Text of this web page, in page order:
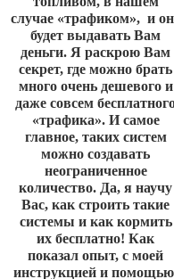
случае «трафиком», и
будет выдавать Вам
деньги. Я раскрою Вам
секрет, где можно брать
много очень дешевого и
даже совсем
«трафика». И самое
главное, таких систем
можно создавать
неограниченное
количество. Да, я научу
Вас, как строить такие
системы и как кормить
их бесплатно! Как
показал опыт, с моей
инструкцией и